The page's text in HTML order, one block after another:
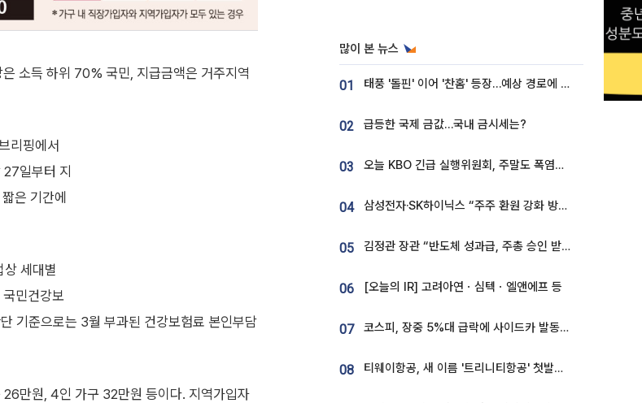
소득 하위 70% 국민, 지급금액은 거주지역
리핑에서
일부터 지
은 기간에
세대별
민건강보
기준으로는 3월 부과된 건강보험료 본인부담
만원, 4인 가구 32만원 등이다. 지역가입자
많이 본 뉴스
01 태풍 '돌핀' 이어 '찬홈' 등장…예상 경로에 한국 '한숨'
02 급등한 국제 금값…국내 금시세는?
03 오늘 KBO 긴급 실행위원회, 주말도 폭염취소 될까
04 삼성전자·SK하이닉스 “주주 환원 강화 방안 마련”
05 김정관 장관 “반도체 성과급, 주총 승인 받도록”…상법·자본시장법 개정 시사
06 [오늘의 IR] 고려아연ㆍ심텍ㆍ엘앤에프 등
07 코스피, 장중 5%대 급락에 사이드카 발동…삼성·SK 동반 폭락
08 티웨이항공, 새 이름 '트리니티항공' 첫발…SSC 전략 본격화